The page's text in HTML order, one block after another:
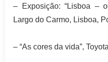
– Exposição: “Lisboa –
Largo do Carmo, Lisboa,
– “As cores da vida”,